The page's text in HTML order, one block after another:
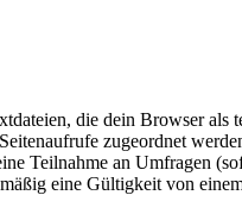
die dein Browser als
zugeordnet
Teilnahme an Umfragen
eine Gültigkeit von